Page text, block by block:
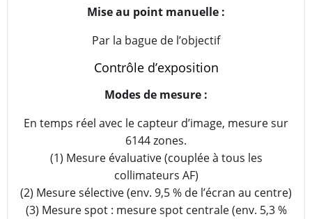
Mise au point manuelle :
Par la bague de l’objectif
Contrôle d’exposition
Modes de mesure :
En temps réel avec le capteur d’image, mesure sur
6144 zones.
(1) Mesure évaluative (couplée à tous les
collimateurs AF)
(2) Mesure sélective (env. 9,5 % de l’écran au centre)
(3) Mesure spot : mesure spot centrale (env. 5,3 %